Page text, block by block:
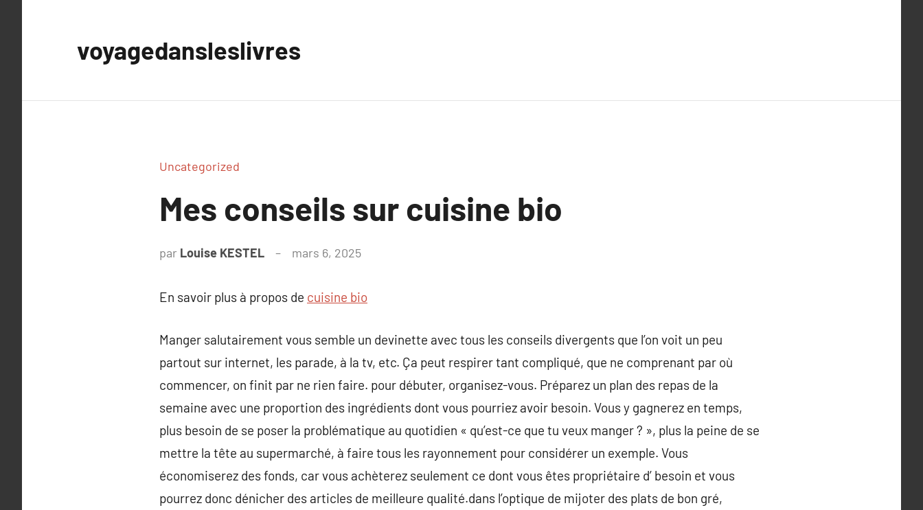
voyagedansleslivres
Uncategorized
Mes conseils sur cuisine bio​
par Louise KESTEL mars 6, 2025
En savoir plus à propos de cuisine bio​
Manger salutairement vous semble un devinette avec tous les conseils divergents que l’on voit un peu
partout sur internet, les parade, à la tv, etc. Ça peut respirer tant compliqué, que ne comprenant par où
commencer, on finit par ne rien faire. pour débuter, organisez-vous. Préparez un plan des repas de la
semaine avec une proportion des ingrédients dont vous pourriez avoir besoin. Vous y gagnerez en temps,
plus besoin de se poser la problématique au quotidien « qu’est-ce que tu veux manger ? », plus la peine de se
mettre la tête au supermarché, à faire tous les rayonnement pour considérer un exemple. Vous
économiserez des fonds, car vous achèterez seulement ce dont vous êtes propriétaire d’ besoin et vous
pourrez donc dénicher des articles de meilleure qualité.dans l’optique de mijoter des plats de bon gré,